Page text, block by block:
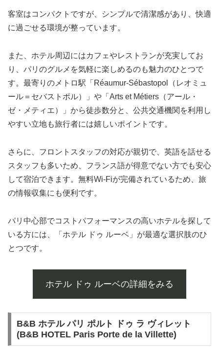
客室はコンパクトですが、シンプルで清潔感があり、快適
に過ごせる環境が整っています。
また、ホテル周辺にはカフェやレストランが充実してお
り、パリのグルメを気軽に楽しめるのも魅力のひとつで
す。最寄りのメトロ駅「Réaumur-Sébastopol（レオミュ
ール＝セバストポル）」や「Arts et Métiers（アール・
ゼ・メティエ）」から徒歩数分と、公共交通機関を利用し
やすい立地も旅行者には嬉しいポイントです。
さらに、フロントスタッフの対応が親切で、英語を話せる
スタッフも多いため、フランス語が得意でない方でも安心
して宿泊できます。無料Wi-Fiが完備されているため、旅
の情報収集にも便利です。
パリ中心部でコストパフォーマンスの高いホテルを探して
いる方には、「ホテル ドゥ ルーベ」が最適な選択肢のひ
とつです。
ホテル ドゥ ルーベの詳細をみる
B&B ホテル パリ ポルト ドゥ ラ ヴィレット
(B&B HOTEL Paris Porte de la Villette)